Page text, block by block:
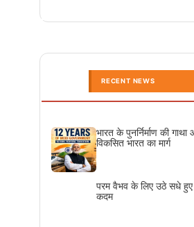
RECENT NEWS
भारत के पुनर्निर्माण की गाथा
विकसित भारत का मार्ग
परम वैभव के लिए उठे सधे हुए
कदम